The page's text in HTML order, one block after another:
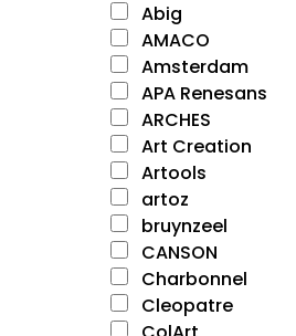
Abig
AMACO
Amsterdam
APA Renesans
ARCHES
Art Creation
Artools
artoz
bruynzeel
CANSON
Charbonnel
Cleopatre